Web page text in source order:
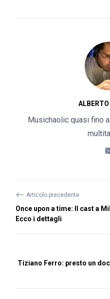
Musichaolic quasi fino
⟵ Articolo precedente
Once upon a time: Il cast a
Ecco i dettagli
Tiziano Ferro: presto un